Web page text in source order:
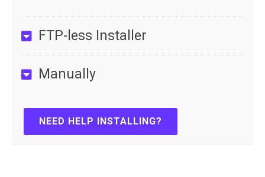
FTP-less Installer
Manually
NEED HELP INSTALLING?